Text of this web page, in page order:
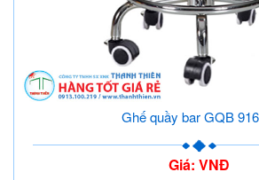
Ghế quầy bar GQB
Giá: VNĐ